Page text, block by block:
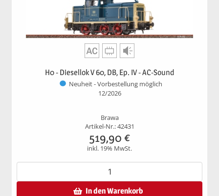
H0 - Diesellok V 60, DB, Ep. IV - AC-Sound
Neuheit - Vorbestellung möglich
12/2026
Brawa
Artikel-Nr.: 42431
519,90 €
inkl. 19% MwSt.
In den Warenkorb